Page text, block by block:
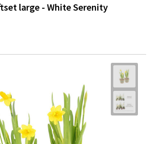
large - White Serenity